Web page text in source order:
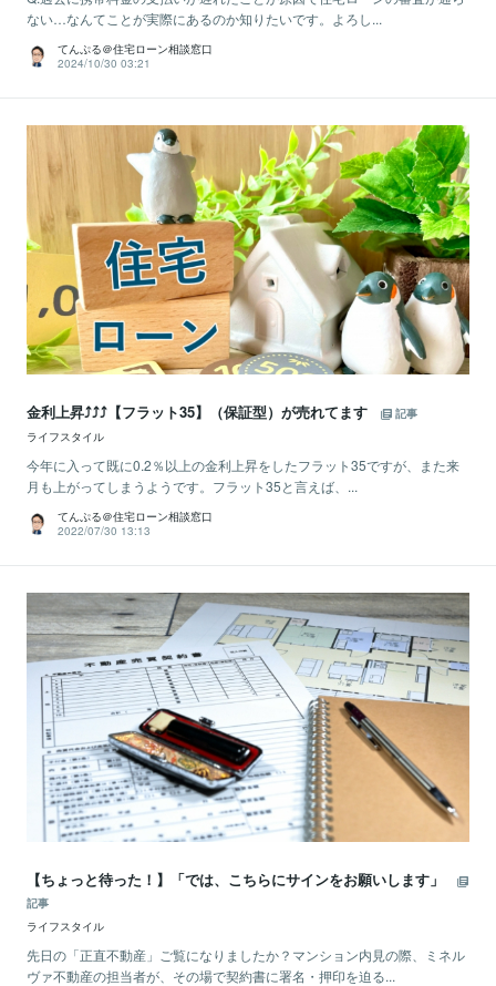
ない…なんてことが実際にあるのか知りたいです。よろし...
てんぷる＠住宅ローン相談窓口
2024/10/30 03:21
金利上昇⤴⤴⤴【フラット35】（保証型）が売れてます
記事
ライフスタイル
今年に入って既に0.2％以上の金利上昇をしたフラット35ですが、また来
月も上がってしまうようです。フラット35と言えば、...
てんぷる＠住宅ローン相談窓口
2022/07/30 13:13
【ちょっと待った！】「では、こちらにサインをお願いします」
記事
ライフスタイル
先日の「正直不動産」ご覧になりましたか？マンション内見の際、ミネル
ヴァ不動産の担当者が、その場で契約書に署名・押印を迫る...